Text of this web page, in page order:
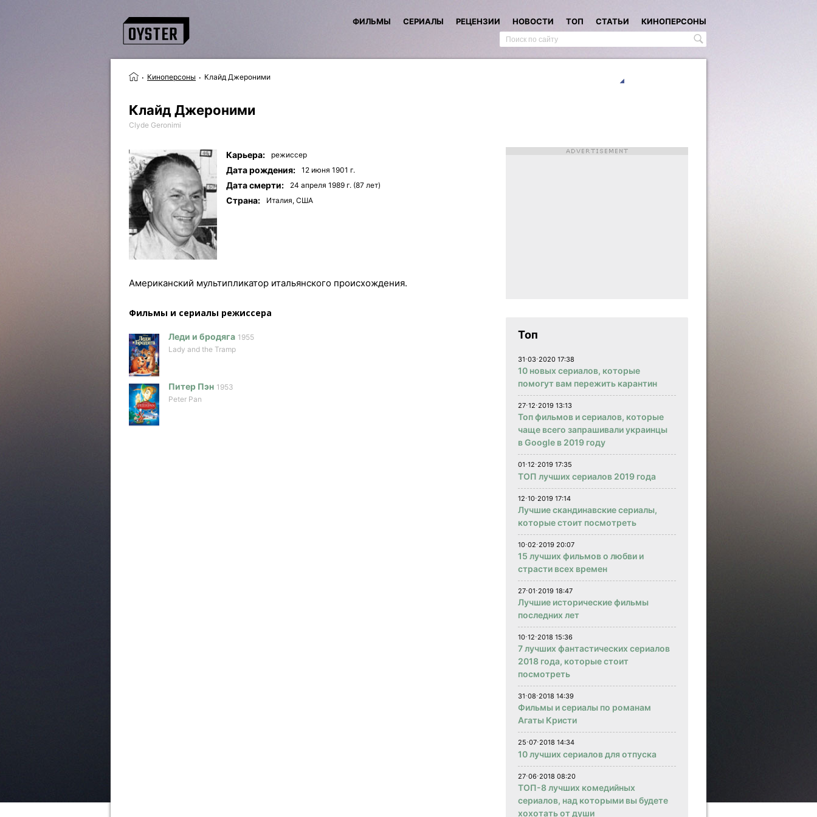
ФИЛЬМЫ СЕРИАЛЫ РЕЦЕНЗИИ НОВОСТИ ТОП СТАТЬИ КИНОПЕРСОНЫ
Киноперсоны Клайд Джероними
Клайд Джероними
Clyde Geronimi
Карьера: режиссер
Дата рождения: 12 июня 1901 г.
Дата смерти: 24 апреля 1989 г. (87 лет)
Страна: Италия, США
Американский мультипликатор итальянского происхождения.
Фильмы и сериалы режисcера
Леди и бродяга 1955
Lady and the Tramp
Питер Пэн 1953
Peter Pan
Топ
31⋅03⋅2020 17:38
10 новых сериалов, которые
помогут вам пережить карантин
27⋅12⋅2019 13:13
Топ фильмов и сериалов, которые
чаще всего запрашивали украинцы
в Google в 2019 году
01⋅12⋅2019 17:35
ТОП лучших сериалов 2019 года
12⋅10⋅2019 17:14
Лучшие скандинавские сериалы,
которые стоит посмотреть
10⋅02⋅2019 20:07
15 лучших фильмов о любви и
страсти всех времен
27⋅01⋅2019 18:47
Лучшие исторические фильмы
последних лет
10⋅12⋅2018 15:36
7 лучших фантастических сериалов
2018 года, которые стоит
посмотреть
31⋅08⋅2018 14:39
Фильмы и сериалы по романам
Агаты Кристи
25⋅07⋅2018 14:34
10 лучших сериалов для отпуска
27⋅06⋅2018 08:20
ТОП-8 лучших комедийных
сериалов, над которыми вы будете
хохотать от души